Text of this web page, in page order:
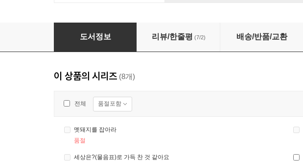
전쟁은 왜 일어날까?
도서정보 리뷰/한줄평 (7/2) 배송/반품/교환
이 상품의 시리즈 (8개)
전체 품절포함
멧돼지를 잡아라
품절
세상은?(물음표)로 가득 찬 것 같아요